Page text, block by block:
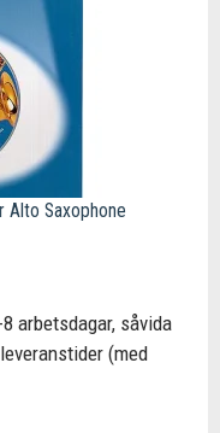
Alto Saxophone
arbetsdagar, såvida
(med